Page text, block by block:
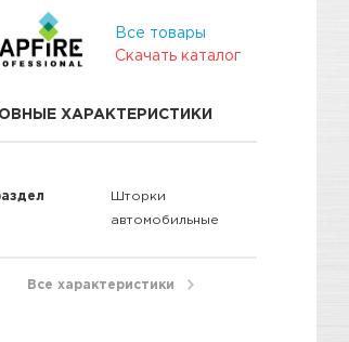
Все товары
Скачать каталог
ХАРАКТЕРИСТИКИ
Шторки
автомобильные
Все характеристики